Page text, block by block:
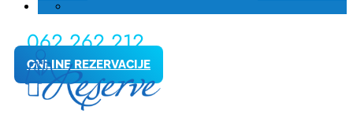
062 262 212
ONLINE REZERVACIJE